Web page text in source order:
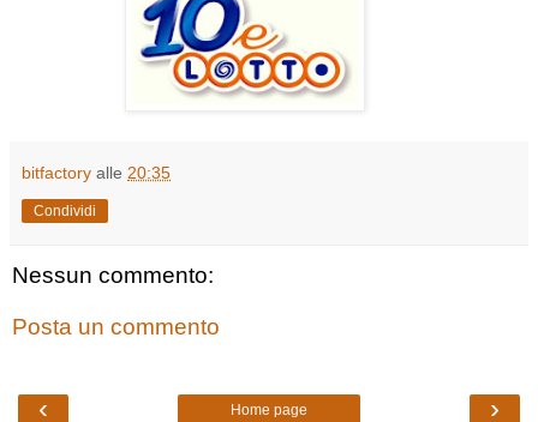
bitfactory alle 20:35
Condividi
Nessun commento:
Posta un commento
‹ ›
Home page